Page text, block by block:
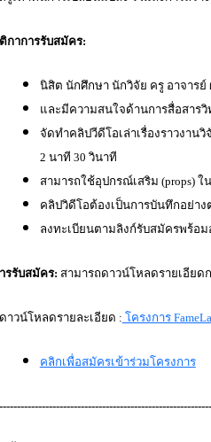
กาการรับสมัคร:
นิสิต นักศึกษา นักวิจัย ครู อาจาร
และมีความสนใจด้านการสื่อสารวิ
จัดทำคลิปวีดีโอเล่าเรื่องราวงาน
2 นาที 30 วินาที
สามารถใช้อุปกรณ์เสริม (props)
คลิปวิดีโอต้องเป็นการบันทึกอย่า
ลงทะเบียนตามลิงก์รับสมัครพร้อ
รรับสมัคร: สามารถดาวน์โหลดรายเอีย
ดาวน์โหลดรายละเอียด : โครงการ
คลิกเพื่อสมัครเข้าร่วมโครงการ